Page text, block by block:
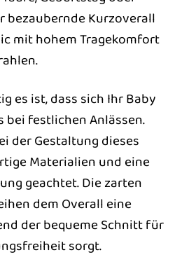
bezaubernde Kurzoverall
mit hohem Tragekomfort
es ist, dass sich Ihr Baby
festlichen Anlässen.
der Gestaltung dieses
Materialien und eine
geachtet. Die zarten
dem Overall eine
der bequeme Schnitt für
sorgt.